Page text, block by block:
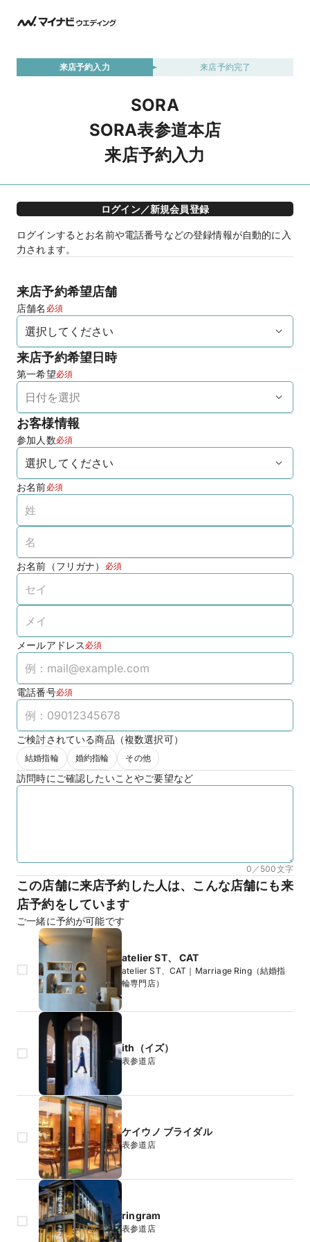
来店予約入力 来店予約完了
SORA
SORA表参道本店
来店予約入力
ログイン／新規会員登録
ログインするとお名前や電話番号などの登録情報が自動的に入
力されます。
来店予約希望店舗
店舗名 必須
来店予約希望日時
第一希望必須
お客様情報
参加人数必須
お名前必須
お名前（フリガナ） 必須
メールアドレス 必須
電話番号必須
ご検討されている商品（複数選択可）
結婚指輪 婚約指輪 その他
訪問時にご確認したいことやご要望など
0／500文字
この店舗に来店予約した人は、こんな店舗にも来
店予約をしています
ご一緒に予約が可能です
atelier ST、 CAT
atelier ST、CAT｜Marriage Ring（結婚指
輪専門店）
ith（イズ）
表参道店
ケイウノ ブライダル
表参道店
ringram
表参道店